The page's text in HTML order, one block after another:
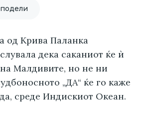
од Крива Паланка
дека саканиот ќе ѝ
Малдивите, но не ни
„ДА“ ќе го каже
среде Индискиот Океан.